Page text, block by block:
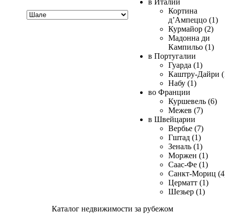
в Италии
Кортина
д’Ампеццо (1)
Курмайор (2)
Мадонна ди
Кампильо (1)
в Португалии
Гуарда (1)
Каштру-Дайри
Набу (1)
во Франции
Куршевель (6)
Межев (7)
в Швейцарии
Вербье (7)
Гштад (1)
Зеналь (1)
Моржен (1)
Саас-Фе (1)
Санкт-Мориц
Церматт (1)
Шезьер (1)
Каталог недвижимости за рубежом